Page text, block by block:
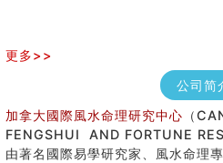
更多>>
公司简
加拿大國際風水命理研究中心 （
FENGSHUI AND FORTUNE
由著名國際易學研究家、風水命理